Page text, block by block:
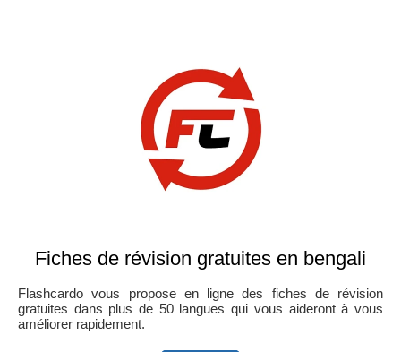
Fiches de révision gratuites en bengali
Flashcardo vous propose en ligne des fiches de révision
gratuites dans plus de 50 langues qui vous aideront à vous
améliorer rapidement.